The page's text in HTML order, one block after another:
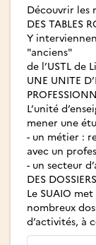
Découvrir les
DES TABLES
Y
"anciens"
de l’USTL de
UNE UNITE
L’unité
mener une
- un métier :
avec un
- un secteur
DES
Le SUAIO
nombreux
d’activités, à